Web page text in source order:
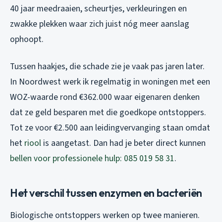
40 jaar meedraaien, scheurtjes, verkleuringen en
zwakke plekken waar zich juist nóg meer aanslag
ophoopt.
Tussen haakjes, die schade zie je vaak pas jaren later.
In Noordwest werk ik regelmatig in woningen met een
WOZ-waarde rond €362.000 waar eigenaren denken
dat ze geld besparen met die goedkope ontstoppers.
Tot ze voor €2.500 aan leidingvervanging staan omdat
het riool is aangetast. Dan had je beter direct kunnen
bellen voor professionele hulp: 085 019 58 31.
Het verschil tussen enzymen en bacteriën
Biologische ontstoppers werken op twee manieren.